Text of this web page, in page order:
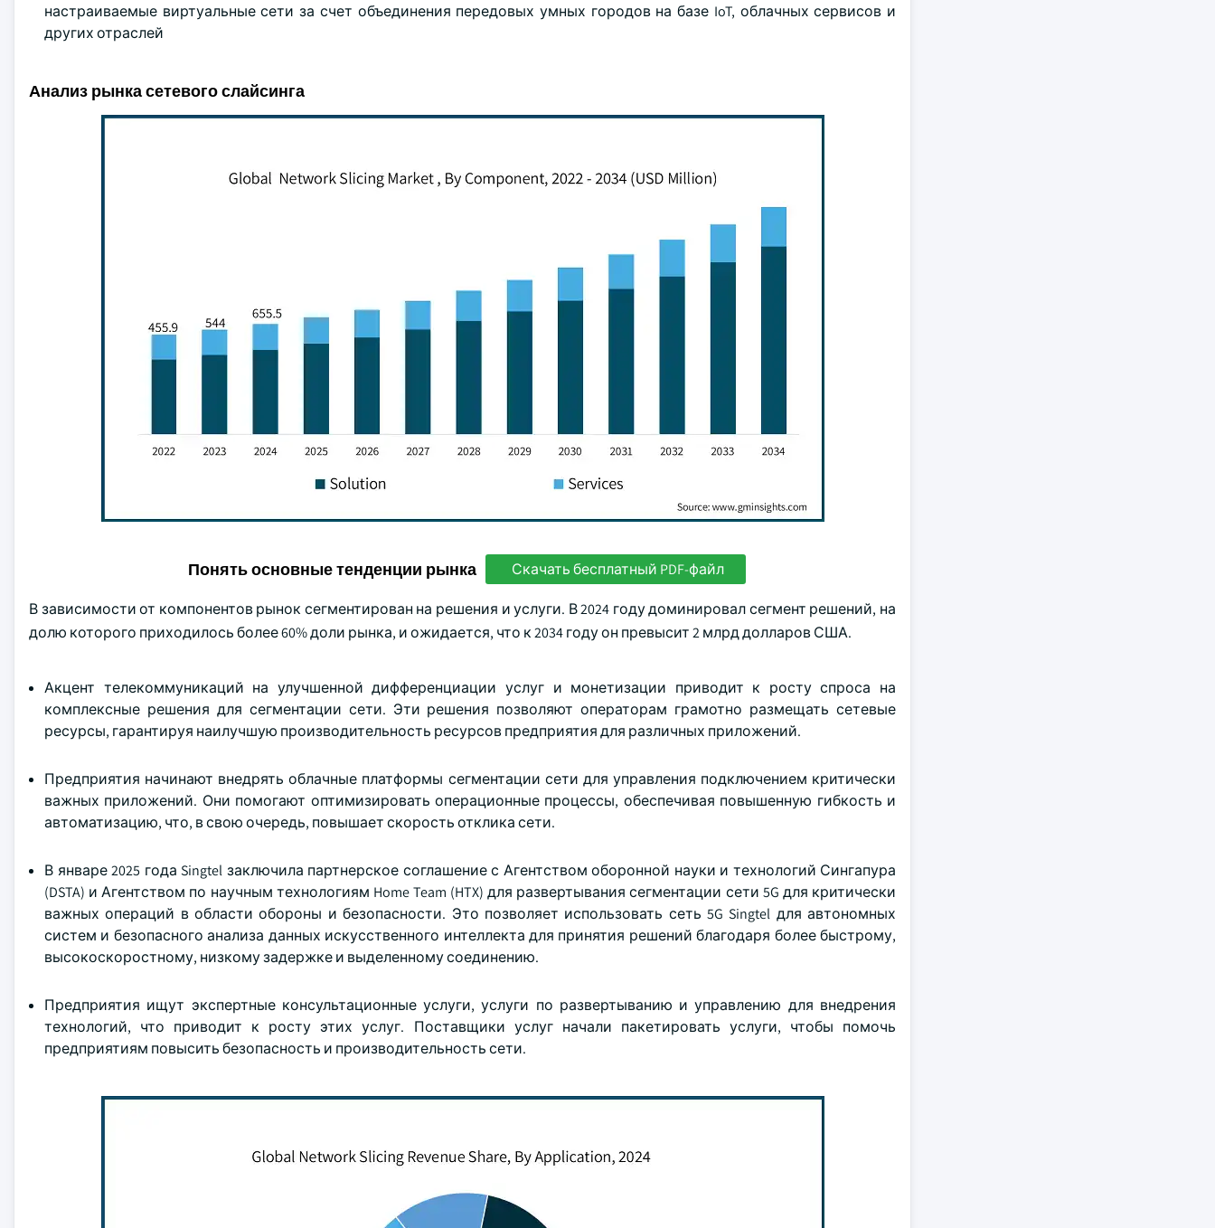
настраиваемые виртуальные сети за счет объединения передовых умных городов на базе IoT, облачных сервисов и
других отраслей
Анализ рынка сетевого слайсинга
Понять основные тенденции рынка Скачать бесплатный PDF-файл
В зависимости от компонентов рынок сегментирован на решения и услуги. В 2024 году доминировал сегмент решений, на
долю которого приходилось более 60% доли рынка, и ожидается, что к 2034 году он превысит 2 млрд долларов США.
Акцент телекоммуникаций на улучшенной дифференциации услуг и монетизации приводит к росту спроса на
комплексные решения для сегментации сети. Эти решения позволяют операторам грамотно размещать сетевые
ресурсы, гарантируя наилучшую производительность ресурсов предприятия для различных приложений.
Предприятия начинают внедрять облачные платформы сегментации сети для управления подключением критически
важных приложений. Они помогают оптимизировать операционные процессы, обеспечивая повышенную гибкость и
автоматизацию, что, в свою очередь, повышает скорость отклика сети.
В январе 2025 года Singtel заключила партнерское соглашение с Агентством оборонной науки и технологий Сингапура
(DSTA) и Агентством по научным технологиям Home Team (HTX) для развертывания сегментации сети 5G для критически
важных операций в области обороны и безопасности. Это позволяет использовать сеть 5G Singtel для автономных
систем и безопасного анализа данных искусственного интеллекта для принятия решений благодаря более быстрому,
высокоскоростному, низкому задержке и выделенному соединению.
Предприятия ищут экспертные консультационные услуги, услуги по развертыванию и управлению для внедрения
технологий, что приводит к росту этих услуг. Поставщики услуг начали пакетировать услуги, чтобы помочь
предприятиям повысить безопасность и производительность сети.